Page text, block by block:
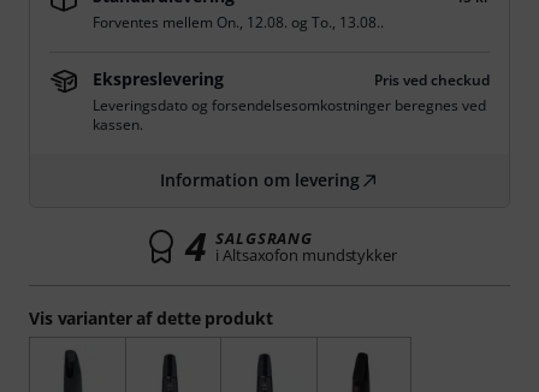
Vis varianter af dette produkt
Forventes mellem On., 12.08. og To., 13.08..
Ekspreslevering
Pris ved checkud
Leveringsdato og forsendelsesomkostninger beregnes ved
kassen.
Information om levering
4 SALGSRANG
i Altsaxofon mundstykker